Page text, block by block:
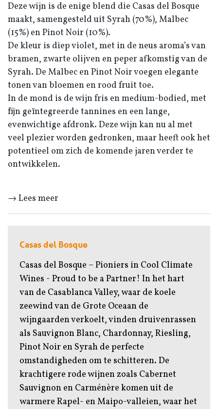
Deze wijn is de enige blend die Casas del Bosque
maakt, samengesteld uit Syrah (70%), Malbec
(15%) en Pinot Noir (10%).
De kleur is diep violet, met in de neus aroma’s van
bramen, zwarte olijven en peper afkomstig van de
Syrah. De Malbec en Pinot Noir voegen elegante
tonen van bloemen en rood fruit toe.
In de mond is de wijn fris en medium-bodied, met
fijn geïntegreerde tannines en een lange,
evenwichtige afdronk. Deze wijn kan nu al met
veel plezier worden gedronken, maar heeft ook het
potentieel om zich de komende jaren verder te
ontwikkelen.
→ Lees meer
Casas del Bosque
Casas del Bosque – Pioniers in Cool Climate
Wines - Proud to be a Partner! In het hart
van de Casablanca Valley, waar de koele
zeewind van de Grote Oceaan de
wijngaarden verkoelt, vinden druivenrassen
als Sauvignon Blanc, Chardonnay, Riesling,
Pinot Noir en Syrah de perfecte
omstandigheden om te schitteren. De
krachtigere rode wijnen zoals Cabernet
Sauvignon en Carménère komen uit de
warmere Rapel- en Maipo-valleien, waar het